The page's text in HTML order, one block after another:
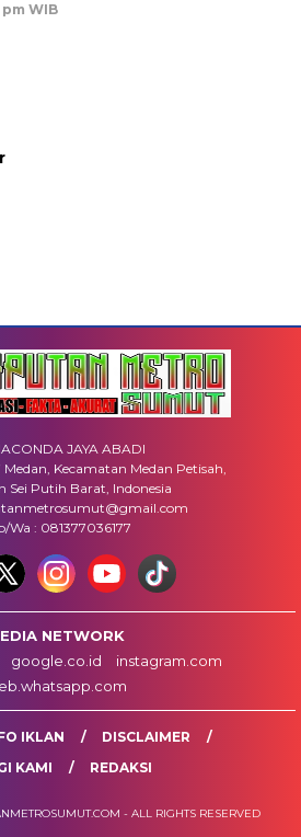
WIB
JAYA ABADI
Medan, Kecamatan Medan Petisah,
Sei Putih Barat, Indonesia
Wa : 081377036177
NETWORK
google.co.id
instagram.com
IKLAN
DISCLAIMER
KAMI
REDAKSI
- ALL RIGHTS RESERVED